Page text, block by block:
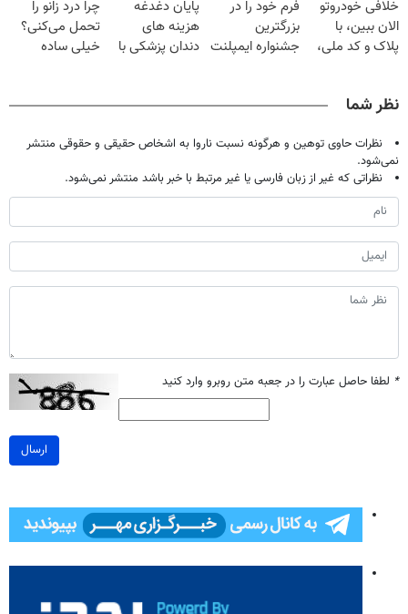
میلیون تومان!!!
(40%off)
کن
صحبت کنید)
خلافی خودروتو
الان ببین، با
پلاک و کد ملی،
فرم خود را در
بزرگترین
جشنواره ایمپلنت
پایان دغدغه
هزینه های
دندان پزشکی با
چرا درد زانو را
تحمل می‌کنی؟
خیلی ساده
نظر شما
نظرات حاوی توهین و هرگونه نسبت ناروا به اشخاص حقیقی و حقوقی منتشر
نمی‌شود.
نظراتی که غیر از زبان فارسی یا غیر مرتبط با خبر باشد منتشر نمی‌شود.
* لطفا حاصل عبارت را در جعبه متن روبرو وارد کنید
ارسال